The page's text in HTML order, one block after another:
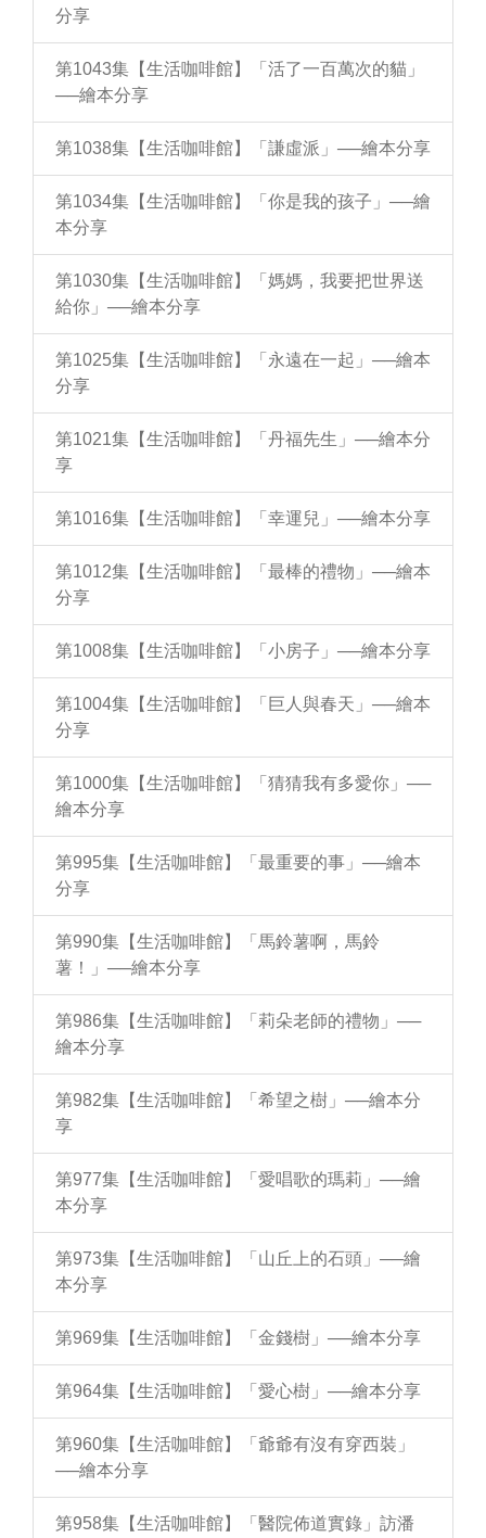
分享
第1043集【生活咖啡館】「活了一百萬次的貓」
──繪本分享
第1038集【生活咖啡館】「謙虛派」──繪本分享
第1034集【生活咖啡館】「你是我的孩子」──繪
本分享
第1030集【生活咖啡館】「媽媽，我要把世界送
給你」──繪本分享
第1025集【生活咖啡館】「永遠在一起」──繪本
分享
第1021集【生活咖啡館】「丹福先生」──繪本分
享
第1016集【生活咖啡館】「幸運兒」──繪本分享
第1012集【生活咖啡館】「最棒的禮物」──繪本
分享
第1008集【生活咖啡館】「小房子」──繪本分享
第1004集【生活咖啡館】「巨人與春天」──繪本
分享
第1000集【生活咖啡館】「猜猜我有多愛你」──
繪本分享
第995集【生活咖啡館】「最重要的事」──繪本
分享
第990集【生活咖啡館】「馬鈴薯啊，馬鈴
薯！」──繪本分享
第986集【生活咖啡館】「莉朵老師的禮物」──
繪本分享
第982集【生活咖啡館】「希望之樹」──繪本分
享
第977集【生活咖啡館】「愛唱歌的瑪莉」──繪
本分享
第973集【生活咖啡館】「山丘上的石頭」──繪
本分享
第969集【生活咖啡館】「金錢樹」──繪本分享
第964集【生活咖啡館】「愛心樹」──繪本分享
第960集【生活咖啡館】「爺爺有沒有穿西裝」
──繪本分享
第958集【生活咖啡館】「醫院佈道實錄」訪潘